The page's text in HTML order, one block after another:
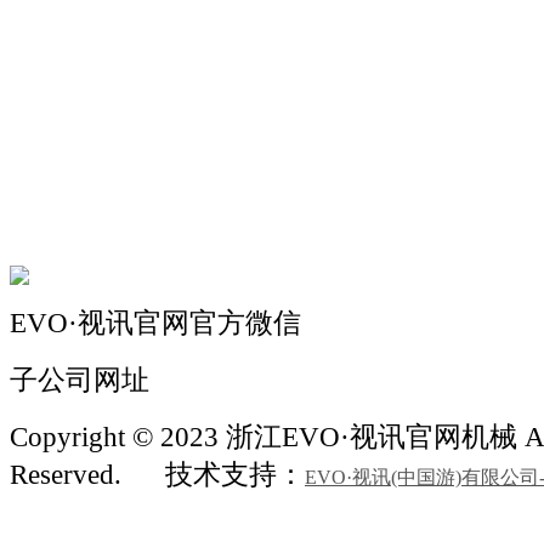
EVO·视讯官网官方微信
子公司网址
Copyright © 2023 浙江EVO·视讯官网机械
Reserved.
技术支持： EVO·视讯(中国游)有限公司